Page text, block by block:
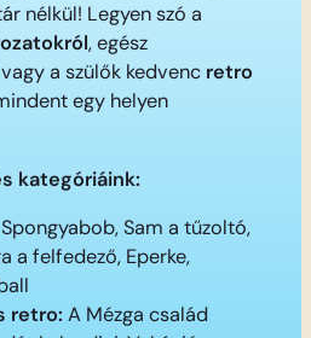
nélkül! Legyen szó a
, egész
vagy a szülők kedvenc retro
egy helyen
kategóriáink:
Spongyabob, Sam a tűzoltó,
a felfedező, Eperke,
retro: A Mézga család